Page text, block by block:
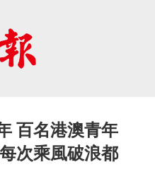
百名港澳青年
次乘風破浪都